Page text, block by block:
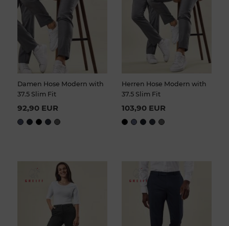
Damen Hose Modern with
37.5 Slim Fit
92,90 EUR
Herren Hose Modern with
37.5 Slim Fit
103,90 EUR